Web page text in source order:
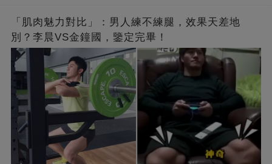
「肌肉魅力對比」：男人練不練腿，效果天差地
別？李晨VS金鐘國，鑒定完畢！